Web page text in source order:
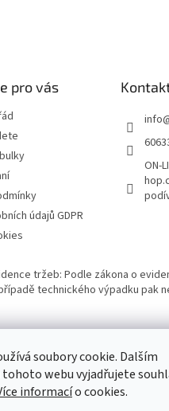
soubory cookie. Dalším
webu vyjadřujete
informacío cookies.
pro vás
údajů GDPR
info
ON-
tržeb: Podle zákona o
technického výpadku pak